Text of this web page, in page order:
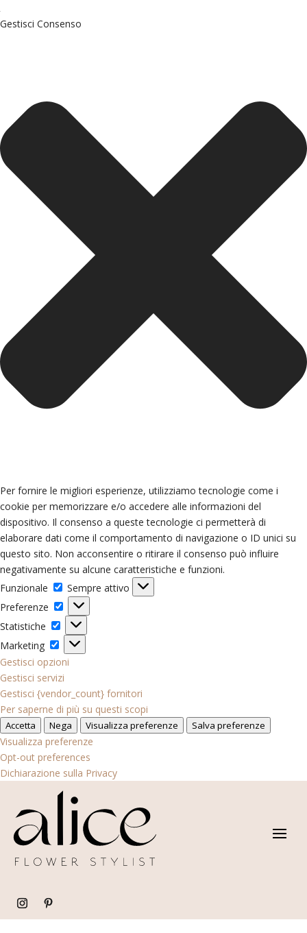
Gestisci Consenso
Per fornire le migliori esperienze, utilizziamo tecnologie come i
cookie per memorizzare e/o accedere alle informazioni del
dispositivo. Il consenso a queste tecnologie ci permetterà di
elaborare dati come il comportamento di navigazione o ID unici su
questo sito. Non acconsentire o ritirare il consenso può influire
negativamente su alcune caratteristiche e funzioni.
Funzionale
Funzionale
Sempre attivo
Preferenze
Preferenze
Statistiche
Statistiche
Marketing
Marketing
Gestisci opzioni
Gestisci servizi
Gestisci {vendor_count} fornitori
Per saperne di più su questi scopi
Accetta Nega Visualizza preferenze Salva preferenze
Visualizza preferenze
Opt-out preferences
Dichiarazione sulla Privacy